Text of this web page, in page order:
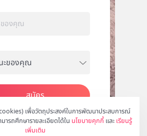
เพื่อวัตถุประสงค์ในการพัฒนาประสบการณ์
ารถศึกษารายละเอียดได้ใน นโยบายคุกกี้ และ เรียนรู้
เพิ่มเติม
สมัคร